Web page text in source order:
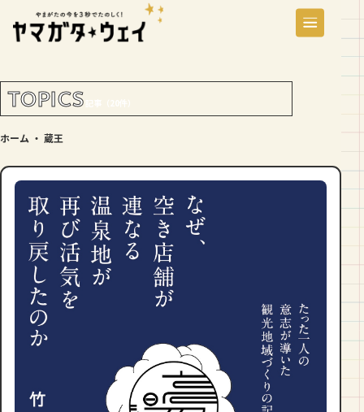
TOPICS 記事（20件）
ホーム ・ 蔵王